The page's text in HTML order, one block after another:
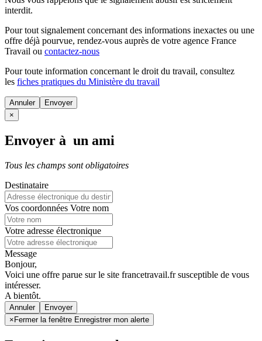
interdit.
Pour tout signalement concernant des informations inexactes ou une
offre déjà pourvue, rendez-vous auprès de votre agence France
Travail ou contactez-nous
Pour toute information concernant le droit du travail, consultez
les fiches pratiques du Ministère du travail
Annuler
×
Envoyer à un ami
Tous les champs sont obligatoires
Destinataire
Vos coordonnées Votre nom
Votre adresse électronique
Message
Bonjour,
Voici une offre parue sur le site francetravail.fr susceptible de vous
intéresser.
A bientôt.
Annuler
× Fermer la fenêtre Enregistrer mon alerte